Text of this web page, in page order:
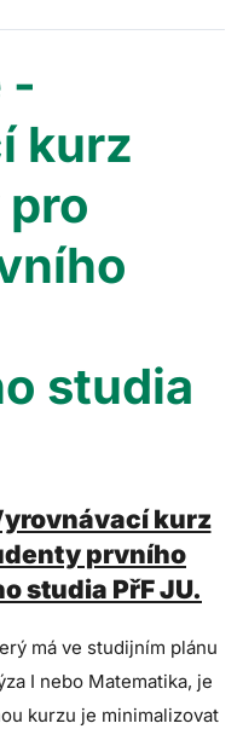
-
kurz
studia
kurz
prvního
studia PřF JU.
má ve studijním plánu
I nebo Matematika, je
kurzu je minimalizovat